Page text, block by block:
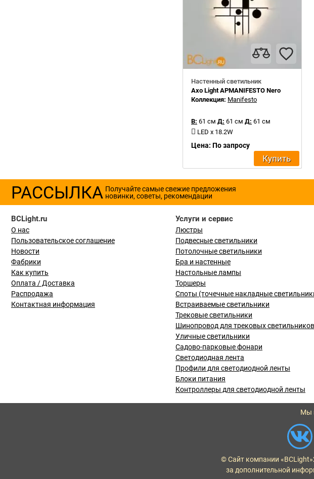
Настенный светильник
Axo Light APMANIFESTO Nero
Коллекция: Manifesto
В: 61 см Д: 61 см Д: 61 см
LED x 18.2W
Цена: По запросу
Купить
РАССЫЛКА Получайте самые свежие предложения
новинки, советы, рекомендации
BCLight.ru
О нас
Пользовательское соглашение
Новости
Фабрики
Как купить
Оплата / Доставка
Распродажа
Контактная информация
Услуги и сервис
Люстры
Подвесные светильники
Потолочные светильники
Бра и настенные
Настольные лампы
Торшеры
Споты (точечные накладные
Встраиваемые светильники
Трековые светильники
Шинопровод для трековых светильников
Уличные светильники
Садово-парковые фонари
Светодиодная лента
Профили для светодиодной ленты
Блоки питания
Контроллеры для светодиодной ленты
Мы
© Сайт компании «BCLight»
за дополнительной